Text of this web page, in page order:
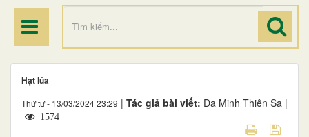
Hạt lúa
Thứ tư - 13/03/2024 23:29 | Tác giả bài viết: Đa Minh Thiên Sa |
1574